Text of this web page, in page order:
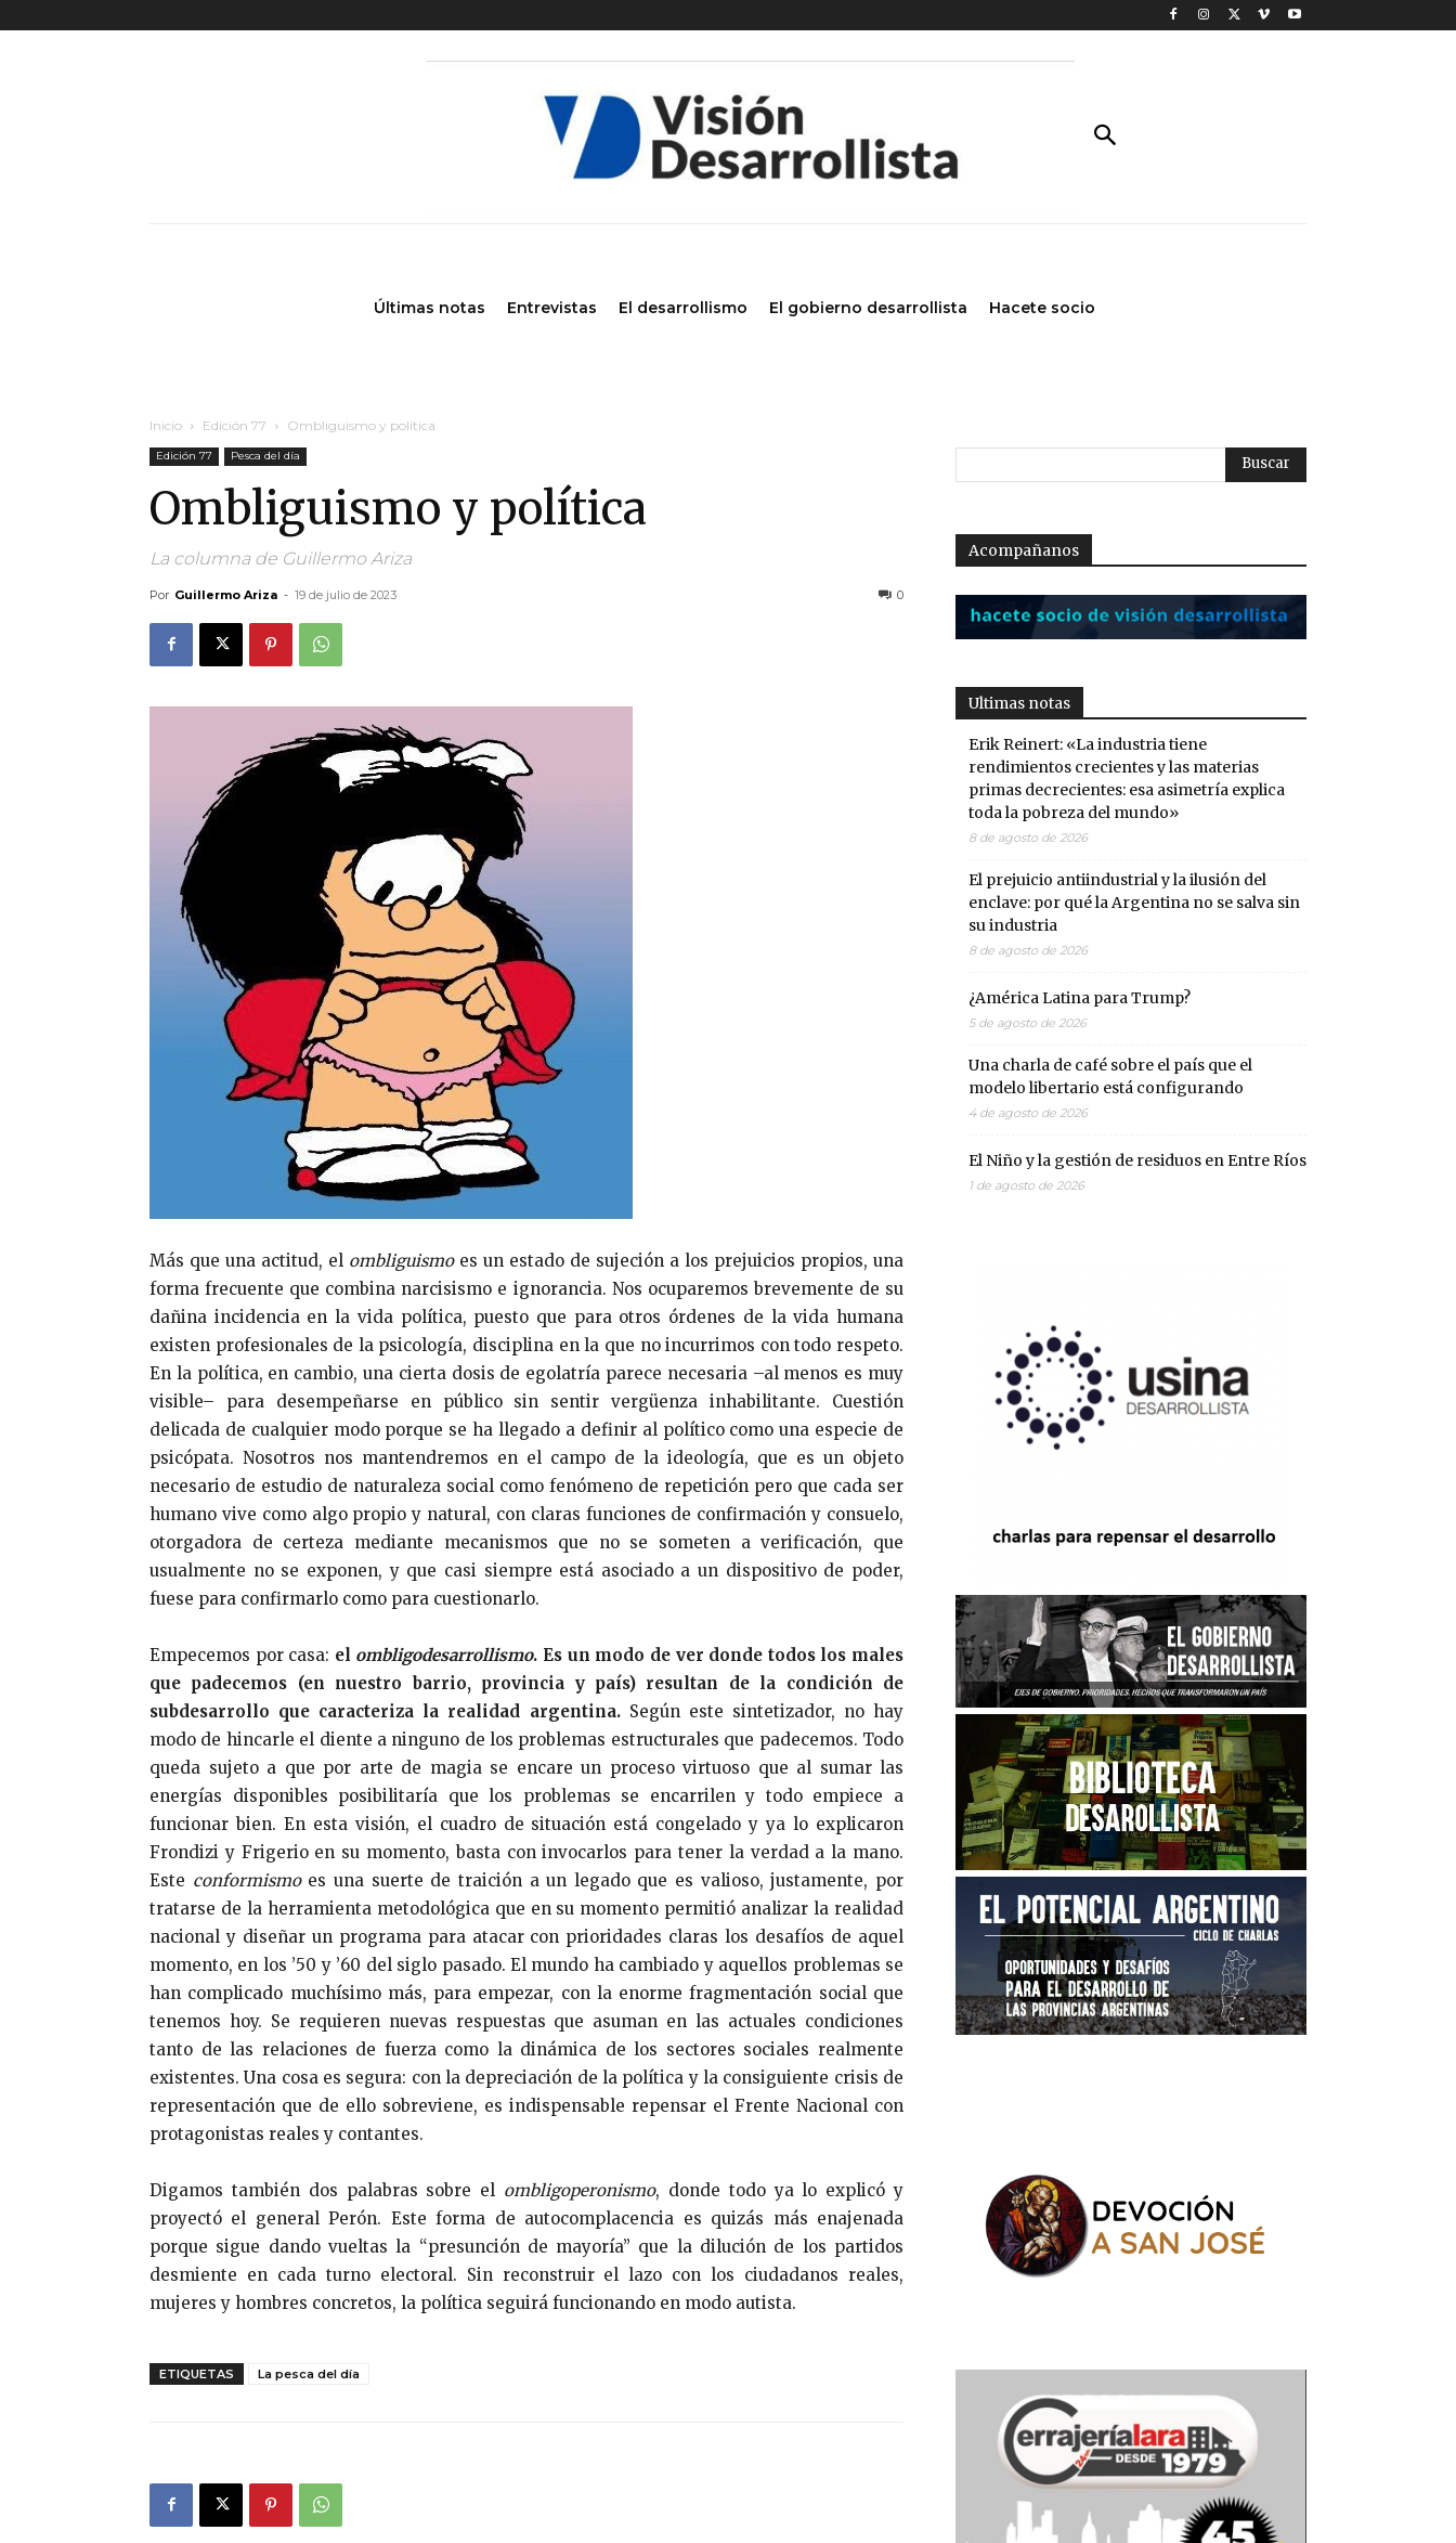
Últimas notas Entrevistas El desarrollismo El gobierno desarrollista Hacete socio
Inicio Edición 77 Ombliguismo y política
Edición 77 Pesca del día
Ombliguismo y política
La columna de Guillermo Ariza
Por Guillermo Ariza - 19 de julio de 2023 0
Más que una actitud, el ombliguismoes un estado de sujeción a los prejuicios propios, una
forma frecuente que combina narcisismo e ignorancia. Nos ocuparemos brevemente de su
dañina incidencia en la vida política, puesto que para otros órdenes de la vida humana
existen profesionales de la psicología, disciplina en la que no incurrimos con todo respeto.
En la política, en cambio, una cierta dosis de egolatría parece necesaria –al menos es muy
visible– para desempeñarse en público sin sentir vergüenza inhabilitante. Cuestión
delicada de cualquier modo porque se ha llegado a definir al político como una especie de
psicópata. Nosotros nos mantendremos en el campo de la ideología, que es un objeto
necesario de estudio de naturaleza social como fenómeno de repetición pero que cada ser
humano vive como algo propio y natural, con claras funciones de confirmación y consuelo,
otorgadora de certeza mediante mecanismos que no se someten a verificación, que
usualmente no se exponen, y que casi siempre está asociado a un dispositivo de poder,
fuese para confirmarlo como para cuestionarlo.
Empecemos por casa: el ombligodesarrollismo. Es un modo de ver donde todos los males
que padecemos (en nuestro barrio, provincia y país) resultan de la condición de
subdesarrollo que caracteriza la realidad argentina.Según este sintetizador, no hay
modo de hincarle el diente a ninguno de los problemas estructurales que padecemos. Todo
queda sujeto a que por arte de magia se encare un proceso virtuoso que al sumar las
energías disponibles posibilitaría que los problemas se encarrilen y todo empiece a
funcionar bien. En esta visión, el cuadro de situación está congelado y ya lo explicaron
Frondizi y Frigerio en su momento, basta con invocarlos para tener la verdad a la mano.
Este conformismo es una suerte de traición a un legado que es valioso, justamente, por
tratarse de la herramienta metodológica que en su momento permitió analizar la realidad
nacional y diseñar un programa para atacar con prioridades claras los desafíos de aquel
momento, en los ’50 y ’60 del siglo pasado. El mundo ha cambiado y aquellos problemas se
han complicado muchísimo más, para empezar, con la enorme fragmentación social que
tenemos hoy. Se requieren nuevas respuestas que asuman en las actuales condiciones
tanto de las relaciones de fuerza como la dinámica de los sectores sociales realmente
existentes. Una cosa es segura: con la depreciación de la política y la consiguiente crisis de
representación que de ello sobreviene, es indispensable repensar el Frente Nacional con
protagonistas reales y contantes.
Digamos también dos palabras sobre el ombligoperonismo, donde todo ya lo explicó y
proyectó el general Perón. Este forma de autocomplacencia es quizás más enajenada
porque sigue dando vueltas la “presunción de mayoría” que la dilución de los partidos
desmiente en cada turno electoral. Sin reconstruir el lazo con los ciudadanos reales,
mujeres y hombres concretos, la política seguirá funcionando en modo autista.
ETIQUETAS La pesca del día
Acompañanos
Ultimas notas
Erik Reinert: «La industria tiene
rendimientos crecientes y las materias
primas decrecientes: esa asimetría explica
toda la pobreza del mundo»
8 de agosto de 2026
El prejuicio antiindustrial y la ilusión del
enclave: por qué la Argentina no se salva sin
su industria
8 de agosto de 2026
¿América Latina para Trump?
5 de agosto de 2026
Una charla de café sobre el país que el
modelo libertario está configurando
4 de agosto de 2026
El Niño y la gestión de residuos en Entre Ríos
1 de agosto de 2026